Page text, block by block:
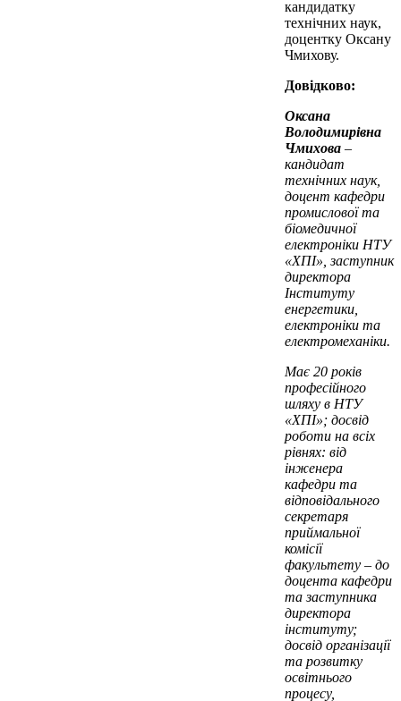
кандидатку
технічних наук,
доцентку Оксану
Чмихову.
Довідково:
Оксана
Володимирівна
Чмихова –
кандидат
технічних наук,
доцент кафедри
промислової та
біомедичної
електроніки НТУ
«ХПІ», заступник
директора
Інституту
енергетики,
електроніки та
електромеханіки.
Має 20 років
професійного
шляху в НТУ
«ХПІ»; досвід
роботи на всіх
рівнях: від
інженера
кафедри та
відповідального
секретаря
приймальної
комісії
факультету – до
доцента кафедри
та заступника
директора
інституту;
досвід організації
та розвитку
освітнього
процесу,